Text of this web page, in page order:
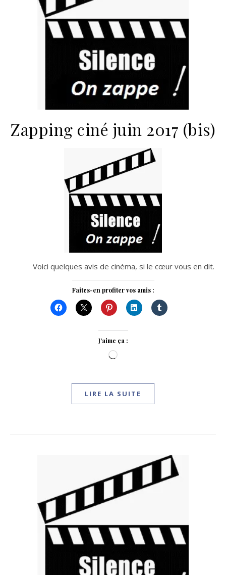
Zapping ciné juin 2017 (bis)
Voici quelques avis de cinéma, si le cœur vous en dit.
Faites-en profiter vos amis :
J’aime ça :
Chargement…
LIRE LA SUITE